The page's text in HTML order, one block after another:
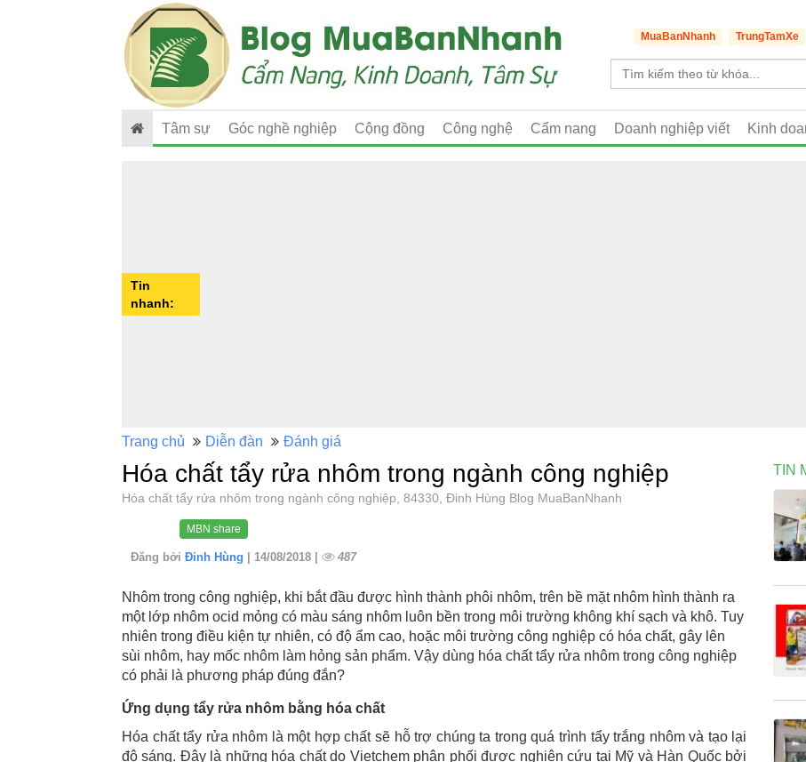
MuaBanNhanh
TrungTamXe
Tâm sự Góc nghề nghiệp Cộng đồng Công nghệ Cẩm nang Doanh nghiệp viết Kinh
Tin
nhanh:
Trang chủ Diễn đàn Đánh giá
Hóa chất tẩy rửa nhôm trong ngành công nghiệp
Hóa chất tẩy rửa nhôm trong ngành công nghiệp, 84330, Đinh Hùng Blog MuaBanNhanh
MBN share
Đăng bởi Đinh Hùng | 14/08/2018 | 487
Nhôm trong công nghiệp, khi bắt đầu được hình thành phôi nhôm, trên bề mặt nhôm hình thành ra
một lớp nhôm ocid mỏng có màu sáng nhôm luôn bền trong môi trường không khí sạch và khô. Tuy
nhiên trong điều kiện tự nhiên, có độ ẩm cao, hoặc môi trường công nghiệp có hóa chất, gây lên
sùi nhôm, hay mốc nhôm làm hỏng sản phẩm. Vậy dùng hóa chất tẩy rửa nhôm trong công nghiệp
có phải là phương pháp đúng đắn?
Ứng dụng tẩy rửa nhôm bằng hóa chất
Hóa chất tẩy rửa nhôm là một hợp chất sẽ hỗ trợ chúng ta trong quá trình tẩy trắng nhôm và tạo lại
độ sáng. Đây là những hóa chất do Vietchem phân phối được nghiên cứu tại Mỹ và Hàn Quốc bởi
TIN